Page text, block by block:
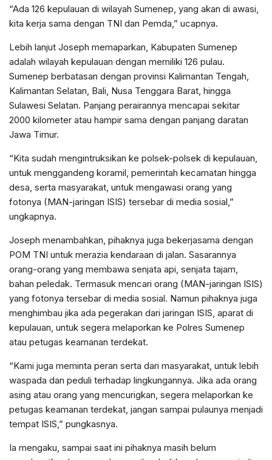
“Ada 126 kepulauan di wilayah Sumenep, yang akan di awasi,
kita kerja sama dengan TNI dan Pemda,” ucapnya.
Lebih lanjut Joseph memaparkan, Kabupaten Sumenep
adalah wilayah kepulauan dengan memiliki 126 pulau.
Sumenep berbatasan dengan provinsi Kalimantan Tengah,
Kalimantan Selatan, Bali, Nusa Tenggara Barat, hingga
Sulawesi Selatan. Panjang perairannya mencapai sekitar
2000 kilometer atau hampir sama dengan panjang daratan
Jawa Timur.
“Kita sudah mengintruksikan ke polsek-polsek di kepulauan,
untuk menggandeng koramil, pemerintah kecamatan hingga
desa, serta masyarakat, untuk mengawasi orang yang
fotonya (MAN-jaringan ISIS) tersebar di media sosial,”
ungkapnya.
Joseph menambahkan, pihaknya juga bekerjasama dengan
POM TNI untuk merazia kendaraan di jalan. Sasarannya
orang-orang yang membawa senjata api, senjata tajam,
bahan peledak. Termasuk mencari orang (MAN-jaringan ISIS)
yang fotonya tersebar di media sosial. Namun pihaknya juga
menghimbau jika ada pegerakan dari jaringan ISIS, aparat di
kepulauan, untuk segera melaporkan ke Polres Sumenep
atau petugas keamanan terdekat.
“Kami juga meminta peran serta dari masyarakat, untuk lebih
waspada dan peduli terhadap lingkungannya. Jika ada orang
asing atau orang yang mencurigkan, segera melaporkan ke
petugas keamanan terdekat, jangan sampai pulaunya menjadi
tempat ISIS,” pungkasnya.
Ia mengaku, sampai saat ini pihaknya masih belum